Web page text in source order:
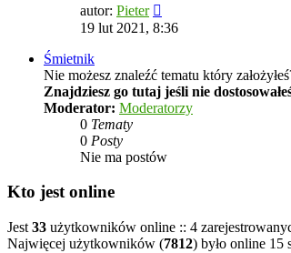
autor: Pieter
najnowszy
19 lut 2021, 8:36
Śmietnik
Nie możesz znaleźć tematu który
Znajdziesz go tutaj jeśli nie
Moderator: Moderatorzy
0 Tematy
0 Posty
Nie ma postów
Kto jest online
Jest 33 użytkowników online :: 4
Najwięcej użytkowników (7812) było online 15